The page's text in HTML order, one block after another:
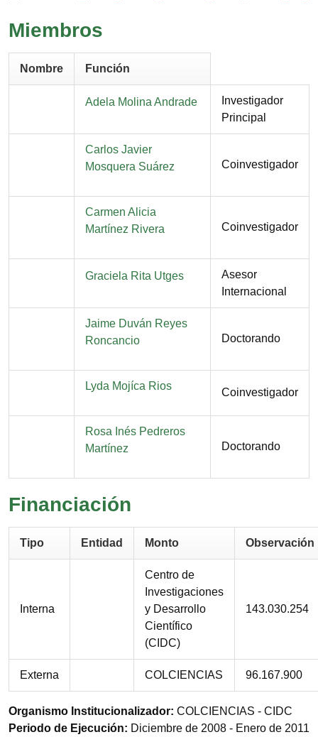
Miembros
Nombre Función
Nombre
Adela Molina Andrade
Investigador
Principal
Nombre
Carlos Javier
Mosquera Suárez
Coinvestigador
Nombre
Carmen Alicia
Martínez Rivera
Coinvestigador
Nombre
Graciela Rita Utges
Asesor
Internacional
Nombre
Jaime Duván Reyes
Roncancio
Doctorando
Nombre
Lyda Mojíca Rios
Coinvestigador
Nombre
Rosa Inés Pedreros
Martínez
Doctorando
Financiación
Tipo Entidad Monto Observación
Interna
Centro de
Investigaciones
y Desarrollo
Científico
(CIDC)
143.030.254
Externa COLCIENCIAS 96.167.900
Organismo Institucionalizador COLCIENCIAS - CIDC
Periodo de Ejecución
Diciembre de 2008 - Enero de 2011